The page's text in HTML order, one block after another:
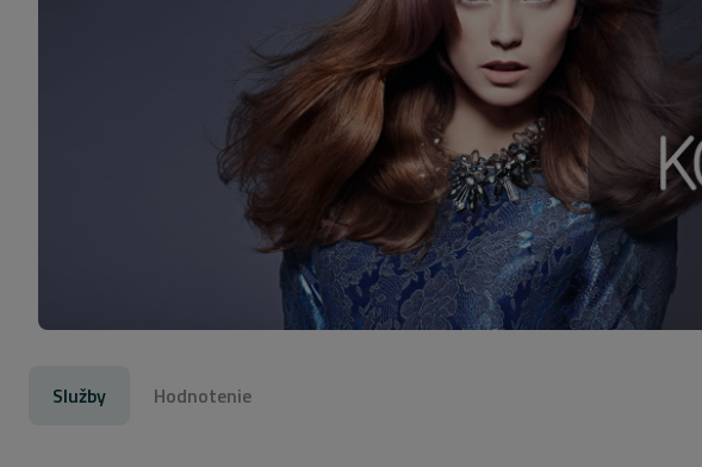
Služby Hodnotenie